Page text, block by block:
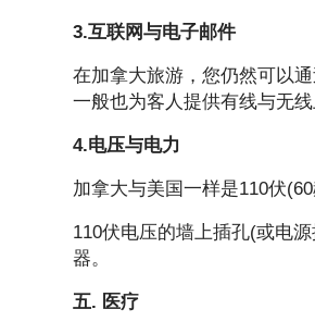
3.互联网与电子邮件
在加拿大旅游，您仍然可以
一般也为客人提供有线与无
4.电压与电力
加拿大与美国一样是110伏
110伏电压的墙上插孔(或电
器。
五. 医疗